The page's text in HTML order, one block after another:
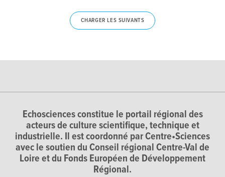
CHARGER LES SUIVANTS
Echosciences constitue le portail régional des
acteurs de culture scientifique, technique et
industrielle. Il est coordonné par Centre•Sciences
avec le soutien du Conseil régional Centre-Val de
Loire et du Fonds Européen de Développement
Régional.